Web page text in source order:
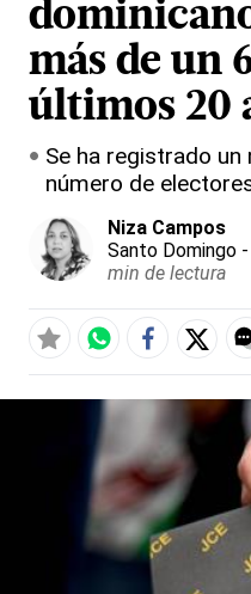
más de un
últimos 20
Se ha registrado
número de
Niza Campos
Santo Domingo
min de lectura